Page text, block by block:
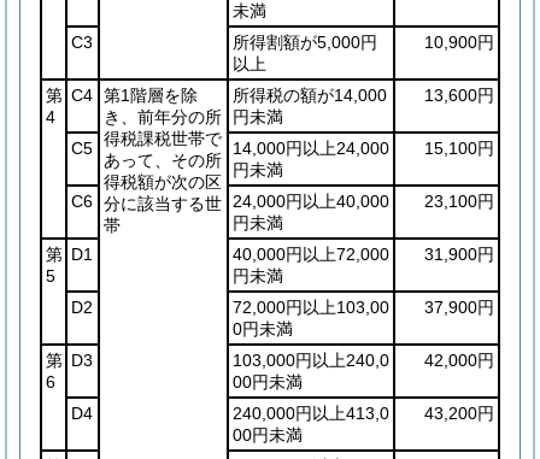
未満
C3
所得割額が5,000円
以上
10,900円
第
4
C4 第1階層を除
き、前年分の所
得税課税世帯で
あって、その所
得税額が次の区
分に該当する世
帯
所得税の額が14,000
円未満
13,600円
C5
14,000円以上24,000
円未満
15,100円
C6
24,000円以上40,000
円未満
23,100円
第
5
D1
40,000円以上72,000
円未満
31,900円
D2
72,000円以上103,00
0円未満
37,900円
第
6
D3
103,000円以上240,0
00円未満
42,000円
D4
240,000円以上413,0
00円未満
43,200円